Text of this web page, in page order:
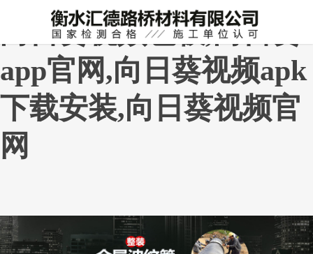
向日葵视频色板,向日葵
app官网,向日葵视频apk
下载安装,向日葵视频官
网